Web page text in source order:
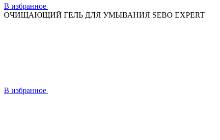
В избранное
ОЧИЩАЮЩИЙ ГЕЛЬ ДЛЯ УМЫВАНИЯ SEBO EXPERT
В избранное